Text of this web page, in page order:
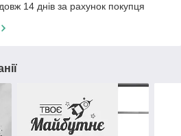
14 днів за рахунок покупця